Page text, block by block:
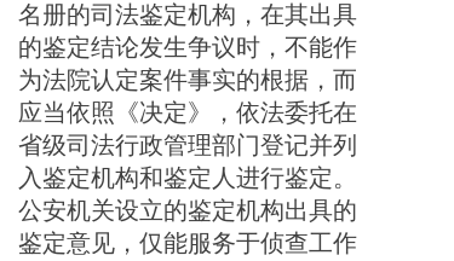
名册的司法鉴定机构 ， 在其出具
的鉴定结论发生争议时，不能作
为法院认定案件事实的根据，而
应当依照《决定》， 依法委托在
省级司法行政管理部门登记并列
入鉴定机构和鉴定人进行鉴定。
公安机关设立的鉴定机构出具的
鉴定意见，仅能服务于侦查工作